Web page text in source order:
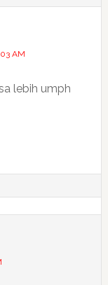
AM
lebih umph